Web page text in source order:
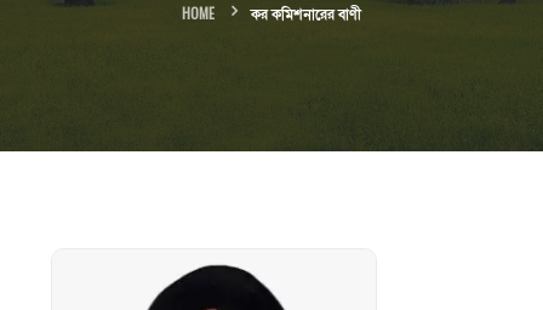
HOME কর কমিশনারের বাণী